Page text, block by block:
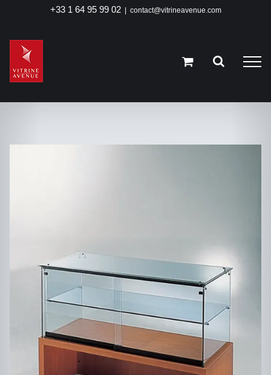
contenu
+33 1 64 95 99 02 contact@vitrineavenue.com